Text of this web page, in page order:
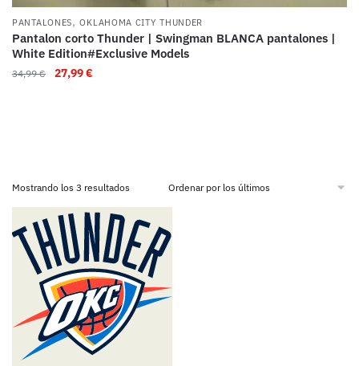
PANTALONES,OKLAHOMA CITY THUNDER
Pantalon corto Thunder | Swingman BLANCA pantalones |
White Edition#Exclusive Models
34,99€ 27,99€
Mostrando los 3 resultados